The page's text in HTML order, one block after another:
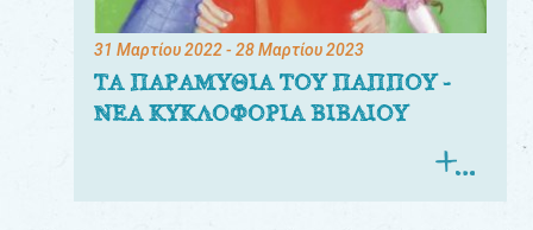
31 Μαρτίου 2022- 28 Μαρτίου 2023
ΤΑ ΠΑΡΑΜΥΘΙΑ ΤΟΥ ΠΑΠΠΟΥ -
ΝΕΑ ΚΥΚΛΟΦΟΡΙΑ ΒΙΒΛΙΟΥ